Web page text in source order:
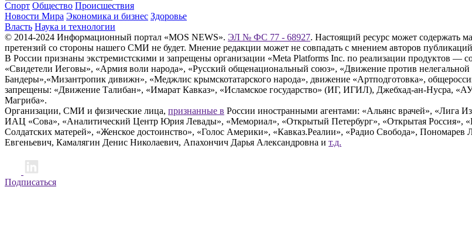
Спорт Общество Происшествия
Новости Мира Экономика и бизнес Здоровье
Власть Наука и технологии
© 2014-2024 Информационный портал «MOS NEWS». ЭЛ № ФС 77 - 68927. Настоящий ресурс может содержать
претензий со стороны нашего СМИ не будет. Мнение редакции может не совпадать с мнением авторов
В России признаны экстремистскими и запрещены организации «Meta Platforms Inc. по реализации продуктов —
«Свидетели Иеговы», «Армия воли народа», «Русский общенациональный союз», «Движение против
Бандеры»,«Мизантропик дивижн», «Меджлис крымскотатарского народа», движение «Артподготовка»,
запрещены: «Движение Талибан», «Имарат Кавказ», «Исламское государство» (ИГ, ИГИЛ), Джебхад-ан-Нусра,
Магриба».
Организации, СМИ и физические лица, признанные в России иностранными агентами: «Альянс врачей», «Лига
ИАЦ «Сова», «Аналитический Центр Юрия Левады», «Мемориал», «Открытый Петербург», «Открытая Россия»,
Солдатских матерей», «Женское достоинство», «Голос Америки», «Кавказ.Реалии», «Радио Свобода»,
Евгеньевич, Камалягин Денис Николаевич, Апахончич Дарья Александровна и т.д.
Подписаться